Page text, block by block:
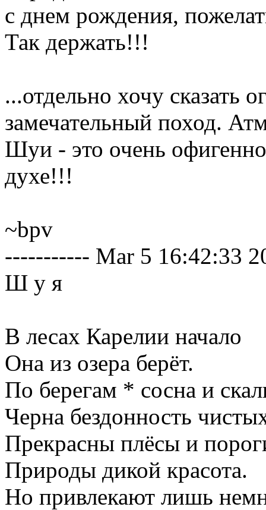
с днем рождения,
Так держать!!!
...отдельно хочу сказать
замечательный поход.
Шуи - это очень
духе!!!
~bpv
----------- Mar 5 16:42:33
Ш у я
В лесах Карелии начало
Она из озера берёт.
По берегам * сосна и
Черна бездонность
Прекрасны плёсы и
Природы дикой красота.
Но привлекают лишь